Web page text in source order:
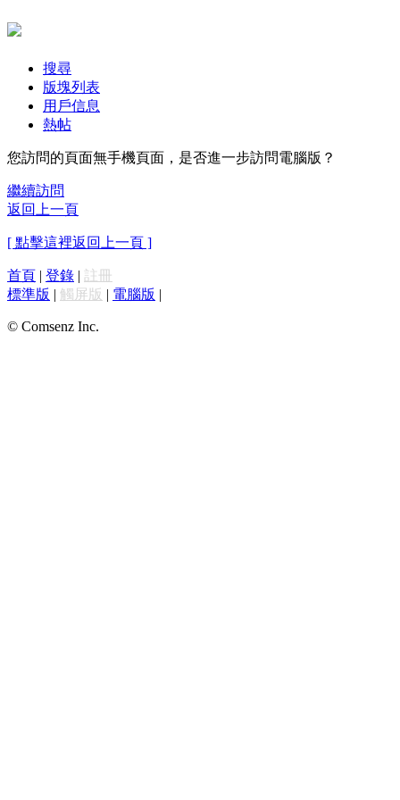
搜尋
版塊列表
用戶信息
熱帖
您訪問的頁面無手機頁面，是否進一步訪問電腦版？
繼續訪問
返回上一頁
[ 點擊這裡返回上一頁 ]
首頁 | 登錄 | 註冊
標準版 | 觸屏版 | 電腦版 |
© Comsenz Inc.